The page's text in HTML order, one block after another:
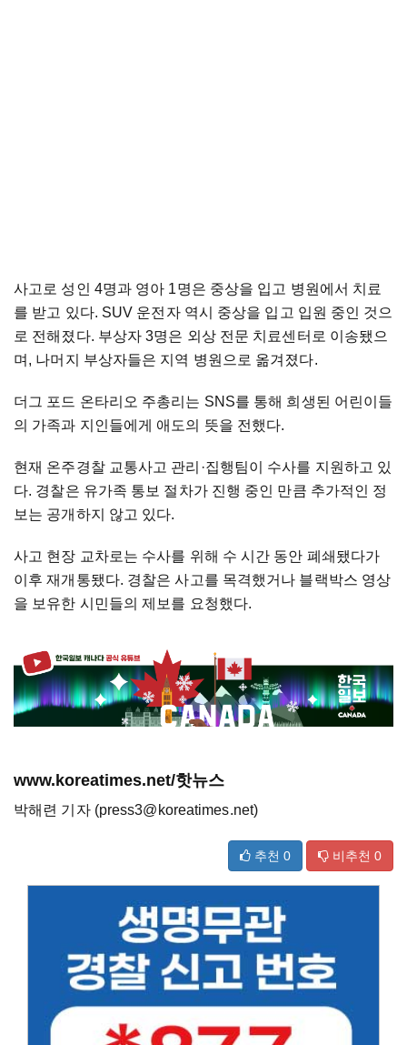
사고로 성인 4명과 영아 1명은 중상을 입고 병원에서 치료
를 받고 있다. SUV 운전자 역시 중상을 입고 입원 중인 것으
로 전해졌다. 부상자 3명은 외상 전문 치료센터로 이송됐으
며, 나머지 부상자들은 지역 병원으로 옮겨졌다.
더그 포드 온타리오 주총리는 SNS를 통해 희생된 어린이들
의 가족과 지인들에게 애도의 뜻을 전했다.
현재 온주경찰 교통사고 관리·집행팀이 수사를 지원하고 있
다. 경찰은 유가족 통보 절차가 진행 중인 만큼 추가적인 정
보는 공개하지 않고 있다.
사고 현장 교차로는 수사를 위해 수 시간 동안 폐쇄됐다가
이후 재개통됐다. 경찰은 사고를 목격했거나 블랙박스 영상
을 보유한 시민들의 제보를 요청했다.
www.koreatimes.net/핫뉴스
박해련 기자 (press3@koreatimes.net)
추천 0 비추천 0